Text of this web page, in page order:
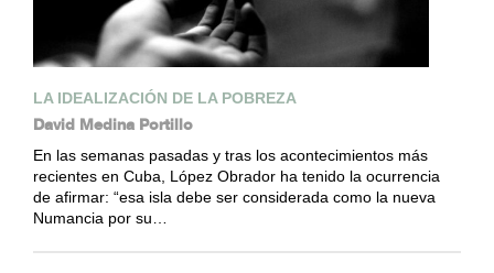
LA IDEALIZACIÓN DE LA POBREZA
David Medina Portillo
En las semanas pasadas y tras los acontecimientos más
recientes en Cuba, López Obrador ha tenido la ocurrencia
de afirmar: “esa isla debe ser considerada como la nueva
Numancia por su…